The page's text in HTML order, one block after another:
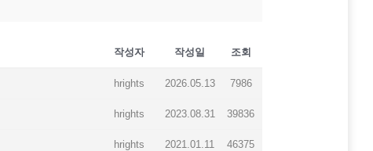
작성자 작성일 조회
hrights 2026.05.13 7986
hrights 2023.08.31 39836
hrights 2021.01.11 46375